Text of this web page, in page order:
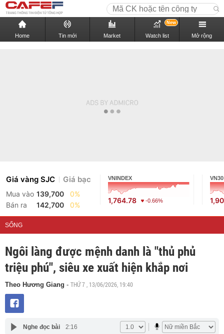
Home Tin mới Market Watch list
New
Mở rộng
Giá vàng SJC Giá bạc
Mua vào 139,700
0%
Bán ra
142,700 0%
VNINDEX
1,764.78 -0.66%
VN30
SỐNG
Ngôi làng được mệnh danh là "thủ phủ
triệu phú", siêu xe xuất hiện khắp nơi
Theo Hương Giang - THỨ 7 , 13/06/2026, 19:40
Nghe đọc bài 2:16